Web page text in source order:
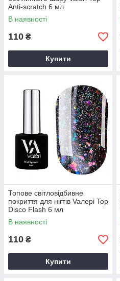
Anti-scratch 6 мл
В наявності
110 ₴
Купити
Топове світловідбивне
покриття для нігтів Vaлерi Top
Disco Flash 6 мл
В наявності
110 ₴
Купити